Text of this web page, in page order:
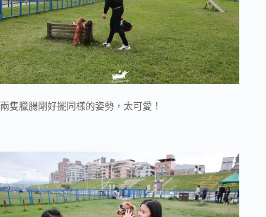
兩隻臘腸剛好擺同樣的姿勢，太可愛！